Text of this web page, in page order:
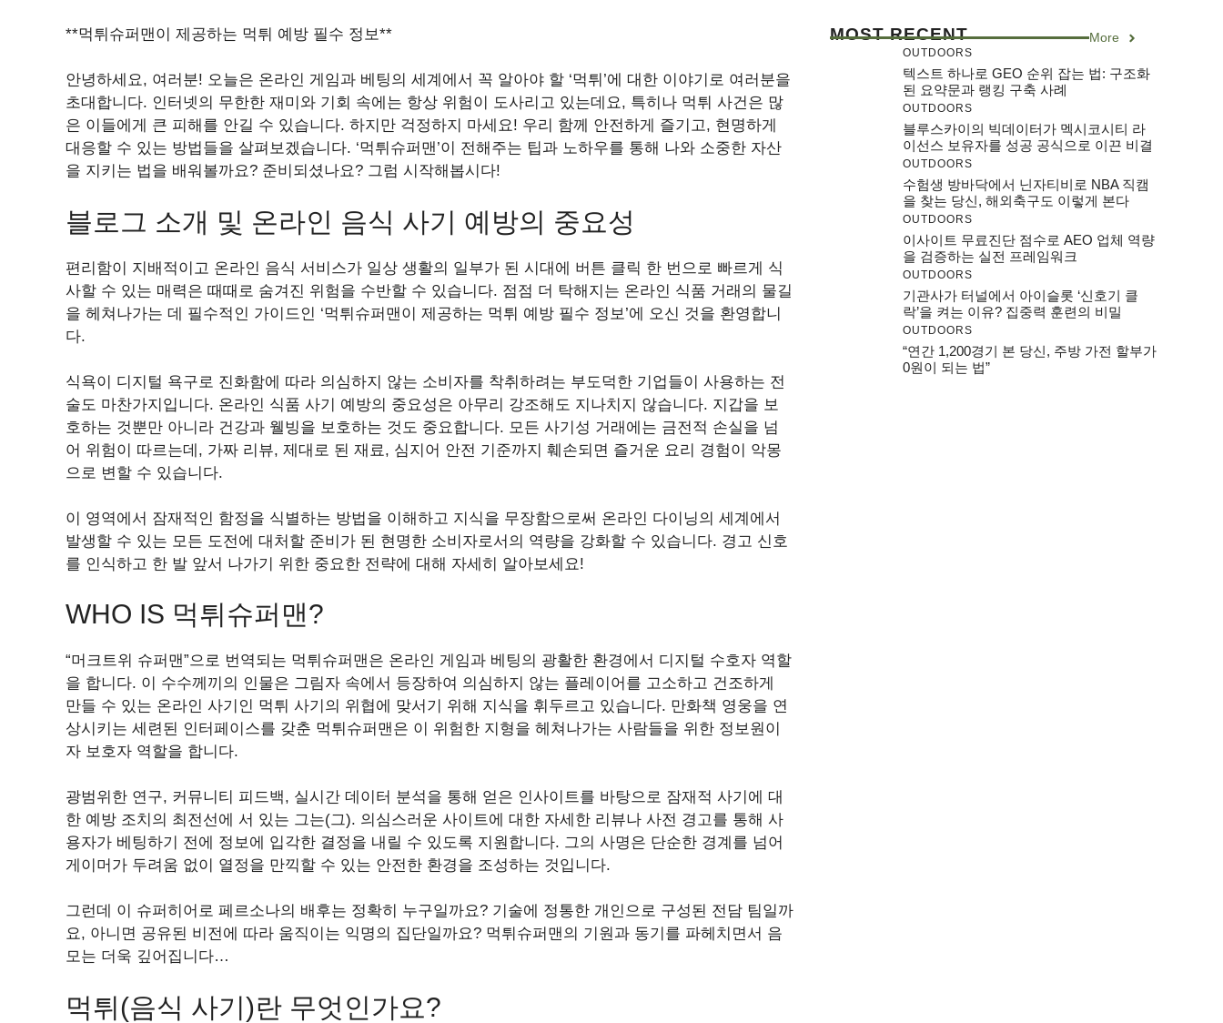
**먹튀슈퍼맨이 제공하는 먹튀 예방 필수 정보**
안녕하세요, 여러분! 오늘은 온라인 게임과 베팅의 세계에서 꼭 알아야 할 ‘먹튀’에 대한 이야기로 여러분을
초대합니다. 인터넷의 무한한 재미와 기회 속에는 항상 위험이 도사리고 있는데요, 특히나 먹튀 사건은 많
은 이들에게 큰 피해를 안길 수 있습니다. 하지만 걱정하지 마세요! 우리 함께 안전하게 즐기고, 현명하게
대응할 수 있는 방법들을 살펴보겠습니다. ‘먹튀슈퍼맨’이 전해주는 팁과 노하우를 통해 나와 소중한 자산
을 지키는 법을 배워볼까요? 준비되셨나요? 그럼 시작해봅시다!
블로그 소개 및 온라인 음식 사기 예방의 중요성
편리함이 지배적이고 온라인 음식 서비스가 일상 생활의 일부가 된 시대에 버튼 클릭 한 번으로 빠르게 식
사할 수 있는 매력은 때때로 숨겨진 위험을 수반할 수 있습니다. 점점 더 탁해지는 온라인 식품 거래의 물길
을 헤쳐나가는 데 필수적인 가이드인 ‘먹튀슈퍼맨이 제공하는 먹튀 예방 필수 정보’에 오신 것을 환영합니
다.
식욕이 디지털 욕구로 진화함에 따라 의심하지 않는 소비자를 착취하려는 부도덕한 기업들이 사용하는 전
술도 마찬가지입니다. 온라인 식품 사기 예방의 중요성은 아무리 강조해도 지나치지 않습니다. 지갑을 보
호하는 것뿐만 아니라 건강과 웰빙을 보호하는 것도 중요합니다. 모든 사기성 거래에는 금전적 손실을 넘
어 위험이 따르는데, 가짜 리뷰, 제대로 된 재료, 심지어 안전 기준까지 훼손되면 즐거운 요리 경험이 악몽
으로 변할 수 있습니다.
이 영역에서 잠재적인 함정을 식별하는 방법을 이해하고 지식을 무장함으로써 온라인 다이닝의 세계에서
발생할 수 있는 모든 도전에 대처할 준비가 된 현명한 소비자로서의 역량을 강화할 수 있습니다. 경고 신호
를 인식하고 한 발 앞서 나가기 위한 중요한 전략에 대해 자세히 알아보세요!
WHO IS 먹튀슈퍼맨?
“머크트위 슈퍼맨”으로 번역되는 먹튀슈퍼맨은 온라인 게임과 베팅의 광활한 환경에서 디지털 수호자 역할
을 합니다. 이 수수께끼의 인물은 그림자 속에서 등장하여 의심하지 않는 플레이어를 고소하고 건조하게
만들 수 있는 온라인 사기인 먹튀 사기의 위협에 맞서기 위해 지식을 휘두르고 있습니다. 만화책 영웅을 연
상시키는 세련된 인터페이스를 갖춘 먹튀슈퍼맨은 이 위험한 지형을 헤쳐나가는 사람들을 위한 정보원이
자 보호자 역할을 합니다.
광범위한 연구, 커뮤니티 피드백, 실시간 데이터 분석을 통해 얻은 인사이트를 바탕으로 잠재적 사기에 대
한 예방 조치의 최전선에 서 있는 그는(그). 의심스러운 사이트에 대한 자세한 리뷰나 사전 경고를 통해 사
용자가 베팅하기 전에 정보에 입각한 결정을 내릴 수 있도록 지원합니다. 그의 사명은 단순한 경계를 넘어
게이머가 두려움 없이 열정을 만끽할 수 있는 안전한 환경을 조성하는 것입니다.
그런데 이 슈퍼히어로 페르소나의 배후는 정확히 누구일까요? 기술에 정통한 개인으로 구성된 전담 팀일까
요, 아니면 공유된 비전에 따라 움직이는 익명의 집단일까요? 먹튀슈퍼맨의 기원과 동기를 파헤치면서 음
모는 더욱 깊어집니다…
먹튀(음식 사기)란 무엇인가요?
MOST RECENT More
OUTDOORS
텍스트 하나로 GEO 순위 잡는 법: 구조화
된 요약문과 랭킹 구축 사례
OUTDOORS
블루스카이의 빅데이터가 멕시코시티 라
이선스 보유자를 성공 공식으로 이끈 비결
OUTDOORS
수험생 방바닥에서 닌자티비로 NBA 직캠
을 찾는 당신, 해외축구도 이렇게 본다
OUTDOORS
이사이트 무료진단 점수로 AEO 업체 역량
을 검증하는 실전 프레임워크
OUTDOORS
기관사가 터널에서 아이슬롯 ‘신호기 클
락’을 켜는 이유? 집중력 훈련의 비밀
OUTDOORS
“연간 1,200경기 본 당신, 주방 가전 할부가
0원이 되는 법”